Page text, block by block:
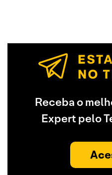
Receba o
Expert pelo